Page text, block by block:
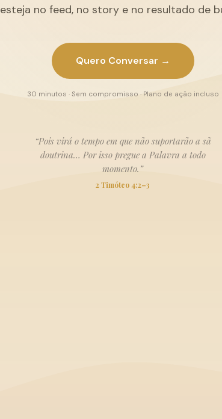
esteja no feed, no story e no resultado de
Quero Conversar →
30 minutos · Sem compromisso · Plano de ação incluso
“Pois virá o tempo em que não suportarão a sã
doutrina… Por isso pregue a Palavra a todo
momento.”
2 Timóteo 4:2–3